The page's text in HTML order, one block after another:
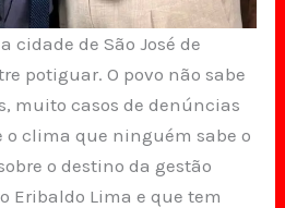
cidade de São José de
potiguar. O povo não sabe
muito casos de denúncias
clima que ninguém sabe o
o destino da gestão
Eribaldo Lima e que tem